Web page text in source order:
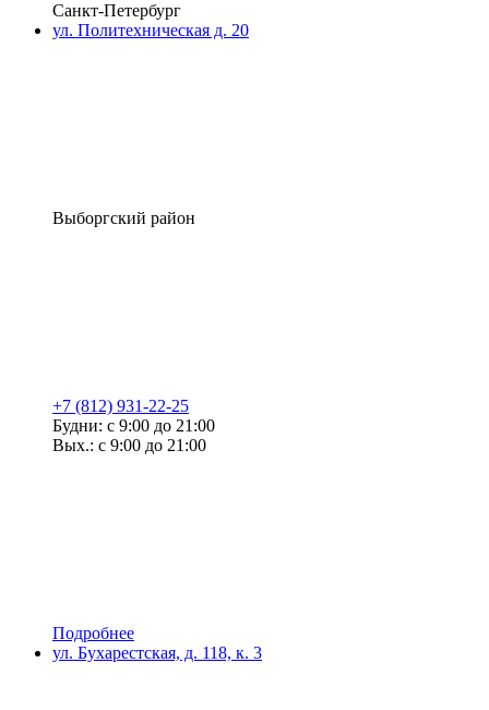
Санкт-Петербург
ул. Политехническая д. 20
Выборгский район
+7 (812) 931-22-25
Будни: с 9:00 до 21:00
Вых.: с 9:00 до 21:00
Подробнее
ул. Бухарестская, д. 118, к. 3